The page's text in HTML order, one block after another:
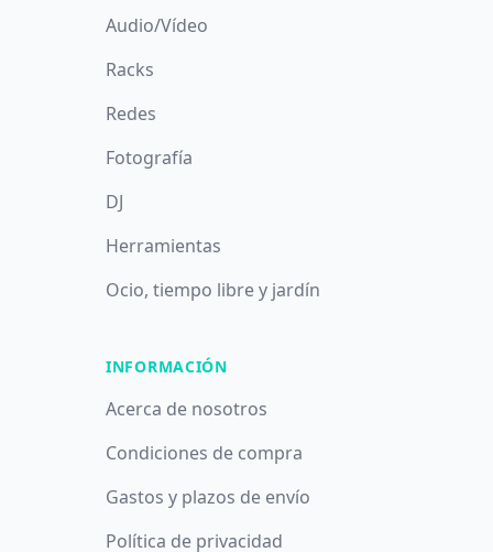
Audio/Vídeo
Racks
Redes
Fotografía
DJ
Herramientas
Ocio, tiempo libre y jardín
INFORMACIÓN
Acerca de nosotros
Condiciones de compra
Gastos y plazos de envío
Política de privacidad